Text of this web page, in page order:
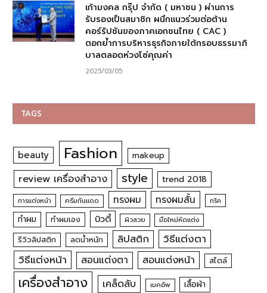
เก้ามงคล กรุ๊ป จำกัด ( มหาชน ) ผ่านการ
รับรองเป็นสมาชิก ผนึกแนวร่วมต่อต้าน
คอร์รัปชันของภาคเอกชนไทย ( CAC )
ตอกย้ำการบริหารธุรกิจภายใต้กรอบธรรมาภิ
บาลตลอดห่วงโซ่คุณค่า
2025/03/05
TAGS
beauty Fashion makeup
review เครื่องสำอาง style trend 2018
การแต่งหน้า ครีมกันแดด ทรงผม ทรงผมสั้น ทริค
ทำผม ทำผมเอง บิวตี้ ผิวสวย มือใหม่หัดแต่ง
รีวิวลิปสติก ลดน้ำหนัก ลิปสติก
วิธีแต่งตา
วิธีแต่งหน้า
สอนแต่งตา สอนแต่งหน้า สไตล์
เครื่องสำอาง เคล็ดลับ เมคอัพ เสื้อผ้า